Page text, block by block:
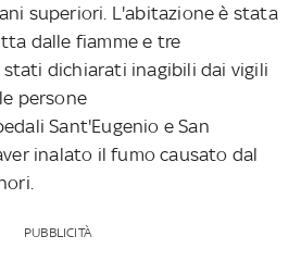
superiori. L'abitazione è stata
dalle fiamme e tre
dichiarati inagibili dai vigili
persone
Sant'Eugenio e San
inalato il fumo causato dal
PUBBLICITÀ